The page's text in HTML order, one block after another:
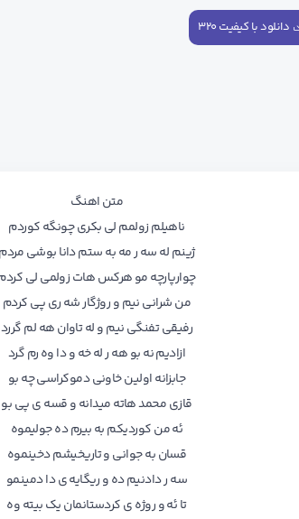
دانلود با کیفیت ۳۲۰
متن اهنگ
ناهیلم زولمم لی بکری چونگه کوردم
ژینم له سه ر مه به ستم دانا بوشی مردم
چوارپارچه مو هرکس هات زولمی لی
من شرانی نیم و روژگار شه ری پی کردم
رفیقی تفنگی نیم و له تاوان هه لم گررد
ازادیم نه بو هه ر له خه و دا وه رم گرد
جابزانه اولین خاونی دموکراسی چه بو
قازی محمد هاته میدانه و قسه ی پی بو
ئه من کوردیکم به بیرم ده جولیموه
قسان به جوانی و تاریخیشم دخینموه
سه ر دادنیم ده و ریگایه ی دا دمینمو
تا ئه و روژه ی کردستانمان یک بیته وه